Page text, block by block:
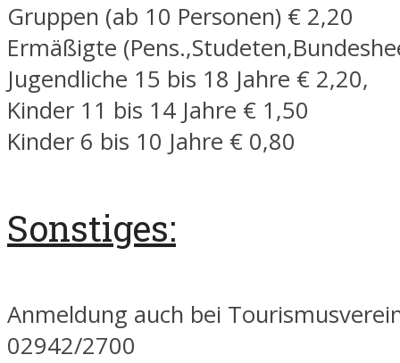
Gruppen (ab 10 Personen) € 2,20
Ermäßigte
Jugendliche 15 bis 18 Jahre € 2,20,
Kinder 11 bis 14 Jahre € 1,50
Kinder 6 bis 10 Jahre € 0,80
Sonstiges:
Anmeldung auch bei
02942/2700